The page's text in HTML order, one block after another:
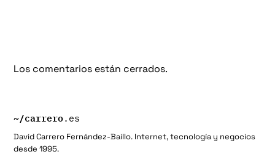
Los comentarios están cerrados.
~/carrero.es
David Carrero Fernández-Baillo. Internet, tecnología y negocios
desde 1995.